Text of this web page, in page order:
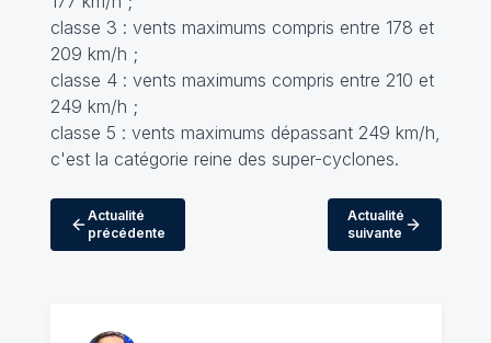
classe 3 : vents maximums compris entre 178 et
209 km/h ;
classe 4 : vents maximums compris entre 210 et
249 km/h ;
classe 5 : vents maximums dépassant 249 km/h,
c'est la catégorie reine des super-cyclones.
Actualité
précédente
Actualité
suivante